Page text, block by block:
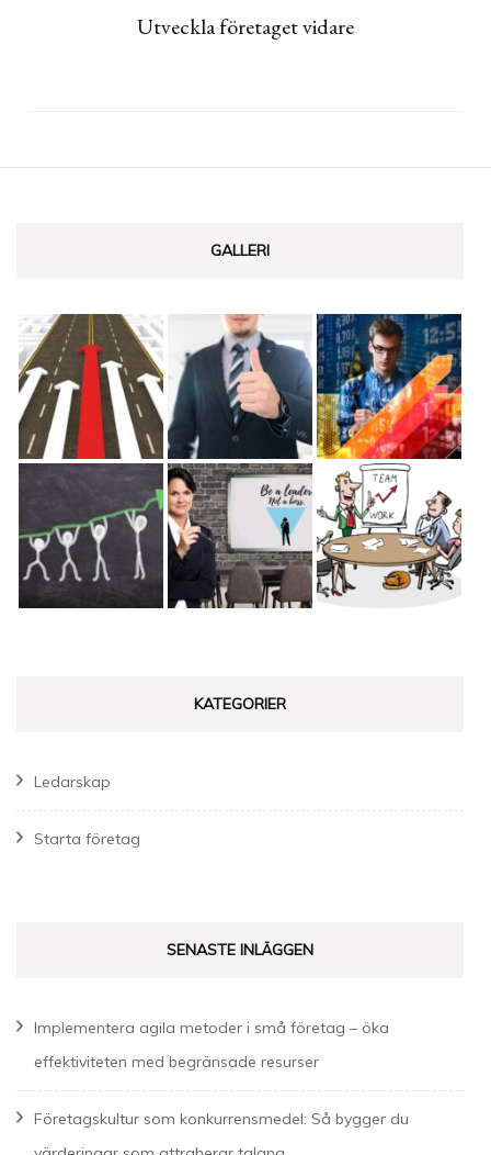
Utveckla företaget vidare
GALLERI
KATEGORIER
Ledarskap
Starta företag
SENASTE INLÄGGEN
Implementera agila metoder i små företag – öka
effektiviteten med begränsade resurser
Företagskultur som konkurrensmedel: Så bygger du